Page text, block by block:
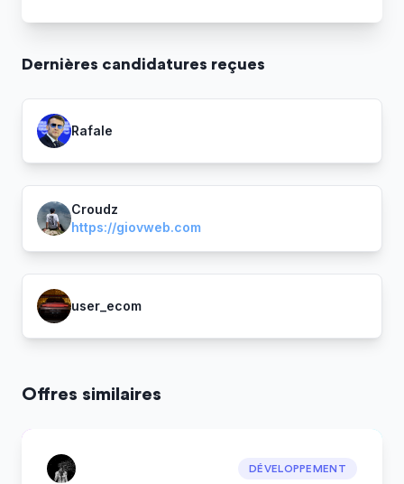
Dernières candidatures reçues
Rafale
Croudz
https://giovweb.com
user_ecom
Offres similaires
DÉVELOPPEMENT